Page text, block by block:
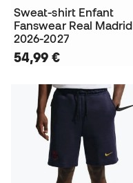
Sweat-shirt Enfant
Fanswear Real Madrid
2026-2027
54,99 €